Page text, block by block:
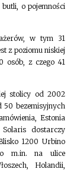
o pojemności
w tym 31
z poziomu niskiej
osób, z czego 41
stolicy od 2002
50 bezemisyjnych
Estonia
dostarczy
1200 Urbino
m.in. na ulice
Holandii,